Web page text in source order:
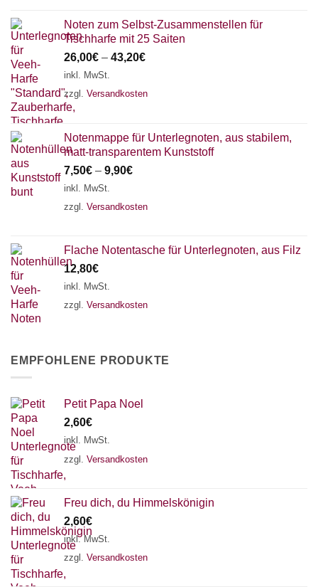
Noten zum Selbst-Zusammenstellen für
Tischharfe mit 25 Saiten
26,00€ – 43,20€
inkl. MwSt.
zzgl. Versandkosten
Notenmappe für Unterlegnoten, aus stabilem,
matt-transparentem Kunststoff
7,50€ – 9,90€
inkl. MwSt.
zzgl. Versandkosten
Flache Notentasche für Unterlegnoten, aus Filz
12,80€
inkl. MwSt.
zzgl. Versandkosten
EMPFOHLENE PRODUKTE
Petit Papa Noel
2,60€
inkl. MwSt.
zzgl. Versandkosten
Freu dich, du Himmelskönigin
2,60€
inkl. MwSt.
zzgl. Versandkosten